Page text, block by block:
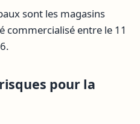
sont les magasins
commercialisé entre le 11
pour la